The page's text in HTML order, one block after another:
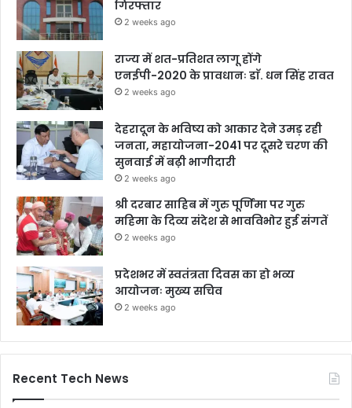
गिरफ्तार
2 weeks ago
राज्य में शत-प्रतिशत लागू होंगे
एनईपी-2020 के प्रावधानः डाॅ. धन सिंह रावत
2 weeks ago
देहरादून के भविष्य को आकार देने उमड़ रही
जनता, महायोजना-2041 पर दूसरे चरण की
सुनवाई में बढ़ी भागीदारी
2 weeks ago
श्री दरबार साहिब में गुरु पूर्णिमा पर गुरु
महिमा के दिव्य संदेश से भावविभोर हुई संगतें
2 weeks ago
प्रदेशभर में स्वतंत्रता दिवस का हो भव्य
आयोजनः मुख्य सचिव
2 weeks ago
Recent Tech News